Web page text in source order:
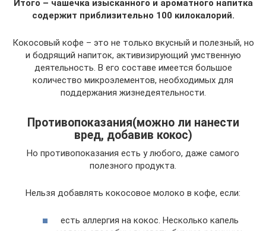
Итого – чашечка изысканного и ароматного напитка
содержит приблизительно 100 килокалорий.
Кокосовый кофе – это не только вкусный и полезный, но
и бодрящий напиток, активизирующий умственную
деятельность. В его составе имеется большое
количество микроэлементов, необходимых для
поддержания жизнедеятельности.
Противопоказания(можно ли нанести
вред, добавив кокос)
Но противопоказания есть у любого, даже самого
полезного продукта.
Нельзя добавлять кокосовое молоко в кофе, если:
есть аллергия на кокос. Несколько капель